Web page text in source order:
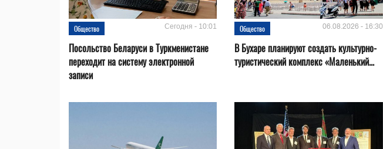
Общество Сегодня - 10:01
Посольство Беларуси в Туркменистане
переходит на систему электронной
записи
Общество 06.08.2026 - 16:30
В Бухаре планируют создать культурно-
туристический комплекс «Маленький...